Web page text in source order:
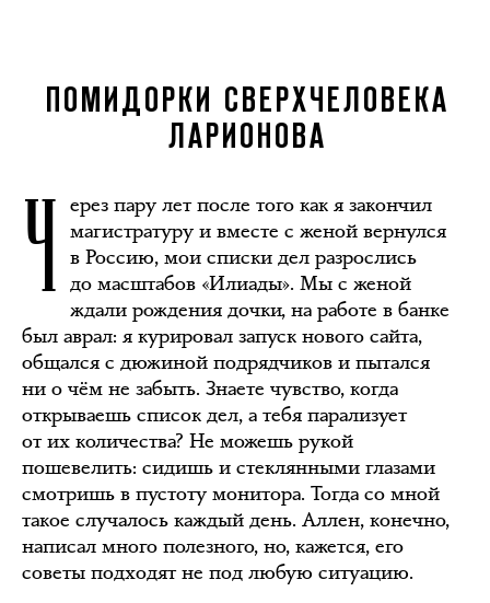
ПОМИДОРКИ СВЕРХЧЕЛОВЕКА
ЛАРИОНОВА
Ч ерез пару лет после того как я закончил
магистратуру и вместе с женой вернулся
в Россию, мои списки дел разрослись
до масштабов «Илиады». Мы с женой
ждали рождения дочки, на работе в банке
был аврал: я курировал запуск нового сайта,
общался с дюжиной подрядчиков и пытался
ни о чём не забыть. Знаете чувство, когда
открываешь список дел, а тебя парализует
от их количества? Не можешь рукой
пошевелить: сидишь и стеклянными глазами
смотришь в пустоту монитора. Тогда со мной
такое случалось каждый день. Аллен, конечно,
написал много полезного, но, кажется, его
советы подходят не под любую ситуацию.